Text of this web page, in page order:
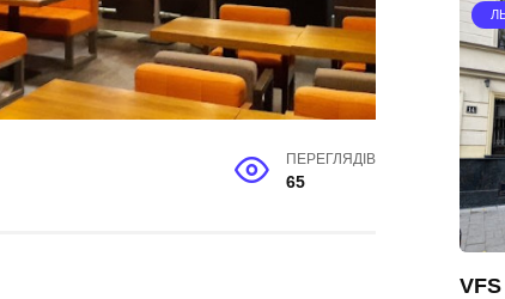
ПЕРЕГЛЯДІВ
65